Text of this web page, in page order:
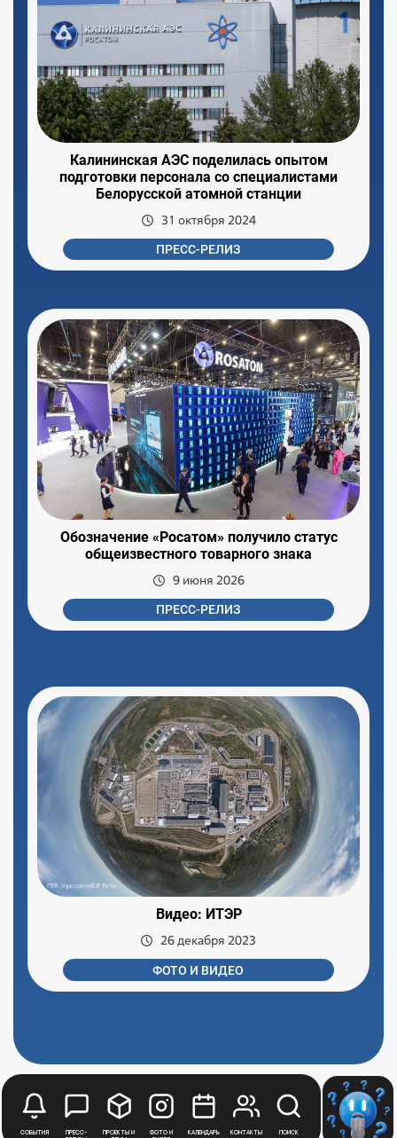
События
Пресс-
Проекты и
Фото и
Календарь Контакты Поиск
Калининская АЭС поделилась опытом
подготовки персонала со специалистами
Белорусской атомной станции
31 октября 2024
ПРЕСС-РЕЛИЗ
Обозначение «Росатом» получило статус
общеизвестного товарного знака
9 июня 2026
ПРЕСС-РЕЛИЗ
Видео: ИТЭР
26 декабря 2023
ФОТО И ВИДЕО